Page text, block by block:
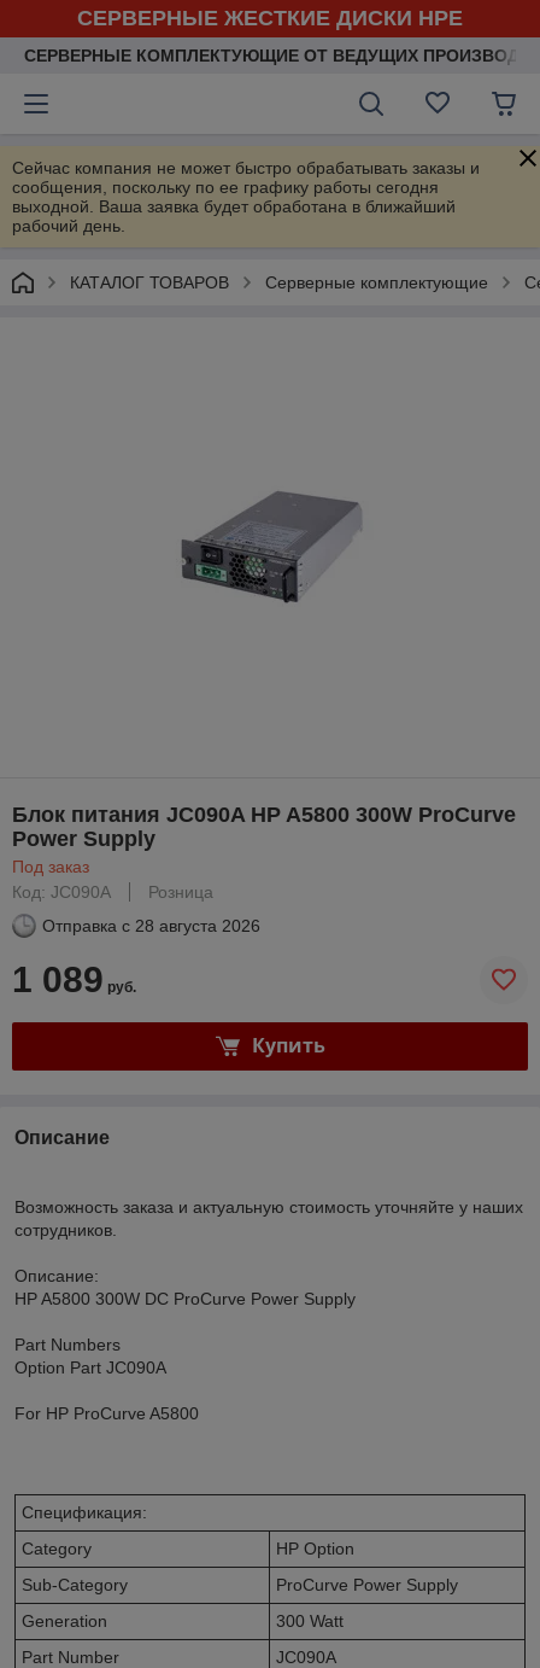
СЕРВЕРНЫЕ ЖЕСТКИЕ ДИСКИ HPE
СЕРВЕРНЫЕ КОМПЛЕКТУЮЩИЕ ОТ ВЕДУЩИХ
Сейчас компания не может быстро обрабатывать заказы и
сообщения, поскольку по ее графику работы сегодня
выходной. Ваша заявка будет обработана в ближайший
рабочий день.
КАТАЛОГ ТОВАРОВ Серверные комплектующие
Блок питания JC090A HP A5800 300W ProCurve
Power Supply
Под заказ
Код: JC090A
Розница
Отправка с 28 августа 2026
1 089 руб.
Купить
Описание
Возможность заказа и актуальную стоимость уточняйте у наших
сотрудников.
Описание:
HP A5800 300W DC ProCurve Power Supply
Part Numbers
Option Part JC090A
For HP ProCurve A5800
Спецификация:
Category
HP Option
Sub-Category
ProCurve Power Supply
Generation
300 Watt
Part Number
JC090A